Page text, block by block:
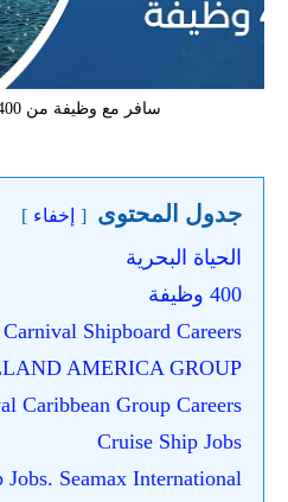
سافر مع وظيفة من 400 وظيفة
جدول المحتوى إخفاء
الحياة البحرية
400 وظيفة
Carnival Shipboard Careers
AMERICA GROUP
Caribbean Group Careers
Cruise Ship Jobs
Jobs. Seamax International